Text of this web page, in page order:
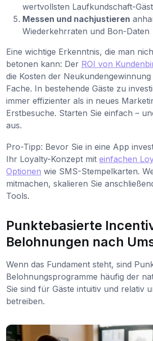
wertvollsten Laufkundschaft-
Messen und nachjustieren
Wiederkehrraten und Bon-Daten
Eine wichtige Erkenntnis, die man
betonen kann: Der ROI von
die Kosten der
Fache. In bestehende Gäste zu
immer effizienter als in neues
Erstbesuche. Starten Sie einfach –
aus.
Pro-Tipp: Bevor Sie in eine App
Ihr Loyalty-Konzept mit einfachen
Optionen wie SMS-Stempelkarten.
mitmachen, skalieren Sie
Tools.
Punktebasierte
Belohnungen nach
Wenn das Fundament steht, sind
Belohnungsprogramme häufig der
Sie sind für Gäste intuitiv und relativ
betreiben.